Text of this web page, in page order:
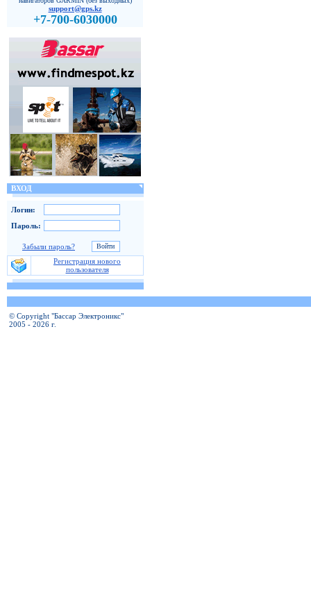
support@gps.kz
+7-700-6030000
ВХОД
Логин:
Пароль:
Забыли пароль?
Регистрация нового
пользователя
© Copyright "Бассар Электроникс"
2005 - 2026 г.